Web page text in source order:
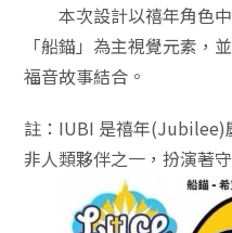
本次設計以禧年角色
「船錨」為主視覺元素，
福音故事結合。
註：IUBI 是禧年(Jubilee)
非人類夥伴之一，扮演著